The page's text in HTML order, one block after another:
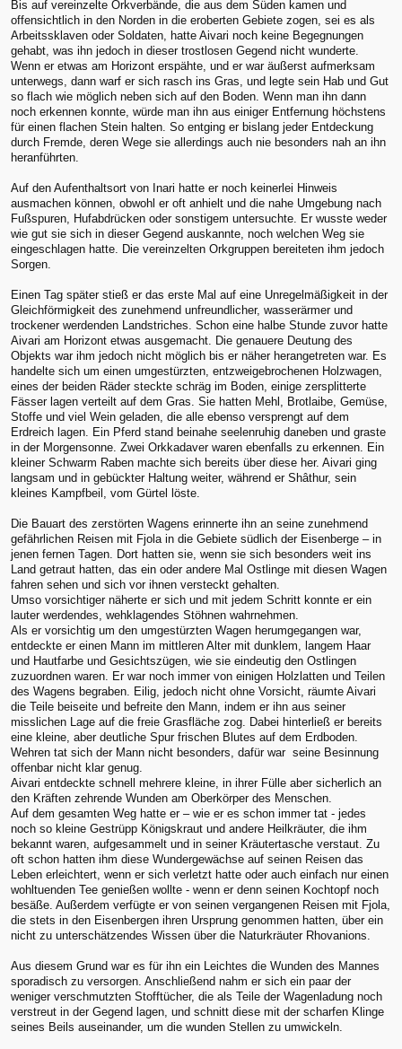
Bis auf vereinzelte Orkverbände, die aus dem Süden kamen und
offensichtlich in den Norden in die eroberten Gebiete zogen, sei es als
Arbeitssklaven oder Soldaten, hatte Aivari noch keine Begegnungen
gehabt, was ihn jedoch in dieser trostlosen Gegend nicht wunderte.
Wenn er etwas am Horizont erspähte, und er war äußerst aufmerksam
unterwegs, dann warf er sich rasch ins Gras, und legte sein Hab und Gut
so flach wie möglich neben sich auf den Boden. Wenn man ihn dann
noch erkennen konnte, würde man ihn aus einiger Entfernung höchstens
für einen flachen Stein halten. So entging er bislang jeder Entdeckung
durch Fremde, deren Wege sie allerdings auch nie besonders nah an ihn
heranführten.
Auf den Aufenthaltsort von Inari hatte er noch keinerlei Hinweis
ausmachen können, obwohl er oft anhielt und die nahe Umgebung nach
Fußspuren, Hufabdrücken oder sonstigem untersuchte. Er wusste weder
wie gut sie sich in dieser Gegend auskannte, noch welchen Weg sie
eingeschlagen hatte. Die vereinzelten Orkgruppen bereiteten ihm jedoch
Sorgen.
Einen Tag später stieß er das erste Mal auf eine Unregelmäßigkeit in der
Gleichförmigkeit des zunehmend unfreundlicher, wasserärmer und
trockener werdenden Landstriches. Schon eine halbe Stunde zuvor hatte
Aivari am Horizont etwas ausgemacht. Die genauere Deutung des
Objekts war ihm jedoch nicht möglich bis er näher herangetreten war. Es
handelte sich um einen umgestürzten, entzweigebrochenen Holzwagen,
eines der beiden Räder steckte schräg im Boden, einige zersplitterte
Fässer lagen verteilt auf dem Gras. Sie hatten Mehl, Brotlaibe, Gemüse,
Stoffe und viel Wein geladen, die alle ebenso versprengt auf dem
Erdreich lagen. Ein Pferd stand beinahe seelenruhig daneben und graste
in der Morgensonne. Zwei Orkkadaver waren ebenfalls zu erkennen. Ein
kleiner Schwarm Raben machte sich bereits über diese her. Aivari ging
langsam und in gebückter Haltung weiter, während er Shâthur, sein
kleines Kampfbeil, vom Gürtel löste.
Die Bauart des zerstörten Wagens erinnerte ihn an seine zunehmend
gefährlichen Reisen mit Fjola in die Gebiete südlich der Eisenberge – in
jenen fernen Tagen. Dort hatten sie, wenn sie sich besonders weit ins
Land getraut hatten, das ein oder andere Mal Ostlinge mit diesen Wagen
fahren sehen und sich vor ihnen versteckt gehalten.
Umso vorsichtiger näherte er sich und mit jedem Schritt konnte er ein
lauter werdendes, wehklagendes Stöhnen wahrnehmen.
Als er vorsichtig um den umgestürzten Wagen herumgegangen war,
entdeckte er einen Mann im mittleren Alter mit dunklem, langem Haar
und Hautfarbe und Gesichtszügen, wie sie eindeutig den Ostlingen
zuzuordnen waren. Er war noch immer von einigen Holzlatten und Teilen
des Wagens begraben. Eilig, jedoch nicht ohne Vorsicht, räumte Aivari
die Teile beiseite und befreite den Mann, indem er ihn aus seiner
misslichen Lage auf die freie Grasfläche zog. Dabei hinterließ er bereits
eine kleine, aber deutliche Spur frischen Blutes auf dem Erdboden.
Wehren tat sich der Mann nicht besonders, dafür war seine Besinnung
offenbar nicht klar genug.
Aivari entdeckte schnell mehrere kleine, in ihrer Fülle aber sicherlich an
den Kräften zehrende Wunden am Oberkörper des Menschen.
Auf dem gesamten Weg hatte er – wie er es schon immer tat - jedes
noch so kleine Gestrüpp Königskraut und andere Heilkräuter, die ihm
bekannt waren, aufgesammelt und in seiner Kräutertasche verstaut. Zu
oft schon hatten ihm diese Wundergewächse auf seinen Reisen das
Leben erleichtert, wenn er sich verletzt hatte oder auch einfach nur einen
wohltuenden Tee genießen wollte - wenn er denn seinen Kochtopf noch
besäße. Außerdem verfügte er von seinen vergangenen Reisen mit Fjola,
die stets in den Eisenbergen ihren Ursprung genommen hatten, über ein
nicht zu unterschätzendes Wissen über die Naturkräuter Rhovanions.
Aus diesem Grund war es für ihn ein Leichtes die Wunden des Mannes
sporadisch zu versorgen. Anschließend nahm er sich ein paar der
weniger verschmutzten Stofftücher, die als Teile der Wagenladung noch
verstreut in der Gegend lagen, und schnitt diese mit der scharfen Klinge
seines Beils auseinander, um die wunden Stellen zu umwickeln.